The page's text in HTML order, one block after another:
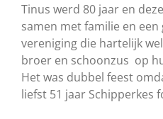
Tinus werd 80 jaar en
samen met familie en
vereniging die hartelijk
broer en schoonzus op
Het was dubbel feest
liefst 51 jaar Schipperkes